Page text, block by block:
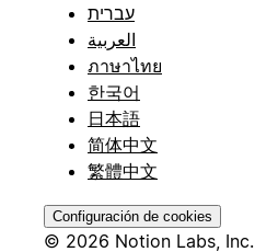
עברית
العربية
ภาษาไทย
한국어
日本語
简体中文
繁體中文
Configuración de cookies
© 2026 Notion Labs, Inc.